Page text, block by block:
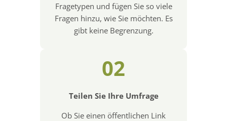
Fragetypen und fügen Sie so viele
Fragen hinzu, wie Sie möchten. Es
gibt keine Begrenzung.
02
Teilen Sie Ihre Umfrage
Ob Sie einen öffentlichen Link